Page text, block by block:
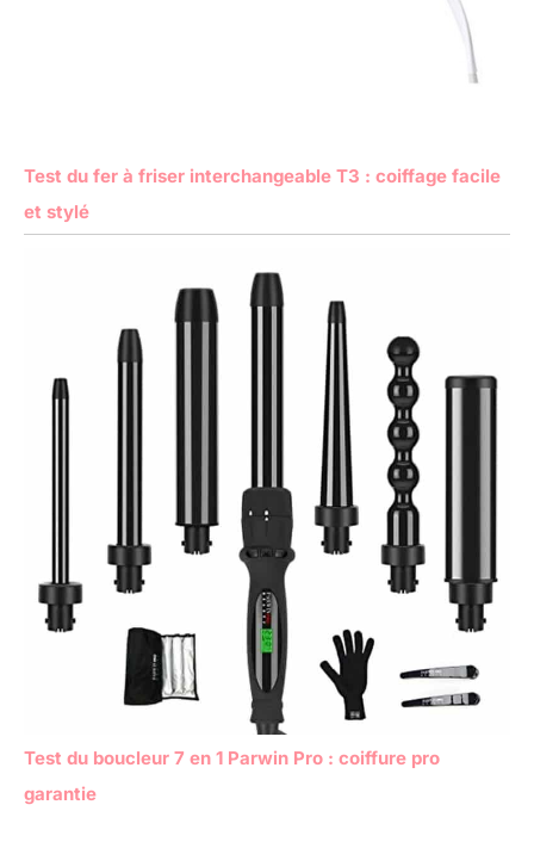
Test du fer à friser interchangeable T3 : coiffage facile
et stylé
Test du boucleur 7 en 1 Parwin Pro : coiffure pro
garantie